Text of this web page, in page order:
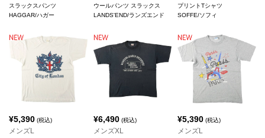
スラックスパンツ
HAGGAR/ハガー
ウールパンツ スラックス
LANDS'END/ランズエンド
プリントTシャツ
SOFFE/ソフィ
¥5,390 (税込)
メンズL
¥6,490(税込)
メンズXL
¥5,390 (税込)
メンズL